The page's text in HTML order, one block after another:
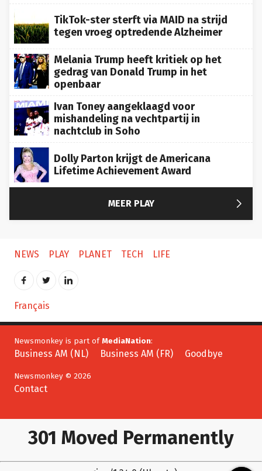
TikTok-ster sterft via MAID na strijd
tegen vroeg optredende Alzheimer
Melania Trump heeft kritiek op het
gedrag van Donald Trump in het
openbaar
Ivan Toney aangeklaagd voor
mishandeling na vechtpartij in
nachtclub in Soho
Dolly Parton krijgt de Americana
Lifetime Achievement Award
MEER PLAY 
NEWS PLAY PLANET TECH LIFE
Français
Newsmonkey is part ofMediaNation:
Business AM (NL) Business AM (FR) Goodbye
Newsmonkey © 2026
Contact
301 Moved Permanently